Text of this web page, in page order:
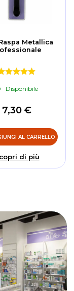
Metallica
Disponibile
7,30 €
AL CARRELLO
di più